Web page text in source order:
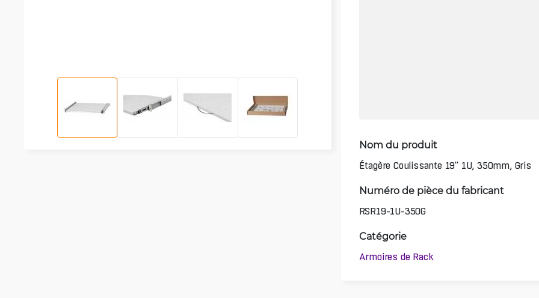
Nom du produit
Étagère Coulissante 19" 1U, 350mm, Gris
Numéro de pièce du fabricant
RSR19-1U-350G
Catégorie
Armoires de Rack